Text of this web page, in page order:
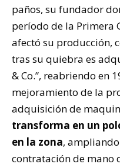
paños, su fundador
período de la Primera
afectó su producción,
tras su quiebra es
& Co.”, reabriendo en
mejoramiento de la
adquisición de
transforma en un
en la zona,
contratación de mano